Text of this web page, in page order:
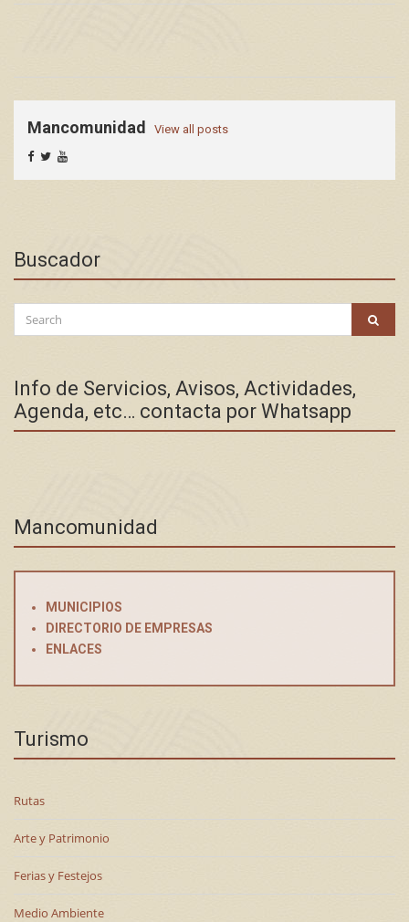
Mancomunidad View all posts
Buscador
Search
for:
Info de Servicios, Avisos, Actividades,
Agenda, etc… contacta por Whatsapp
Mancomunidad
MUNICIPIOS
DIRECTORIO DE EMPRESAS
ENLACES
Turismo
Rutas
Arte y Patrimonio
Ferias y Festejos
Medio Ambiente